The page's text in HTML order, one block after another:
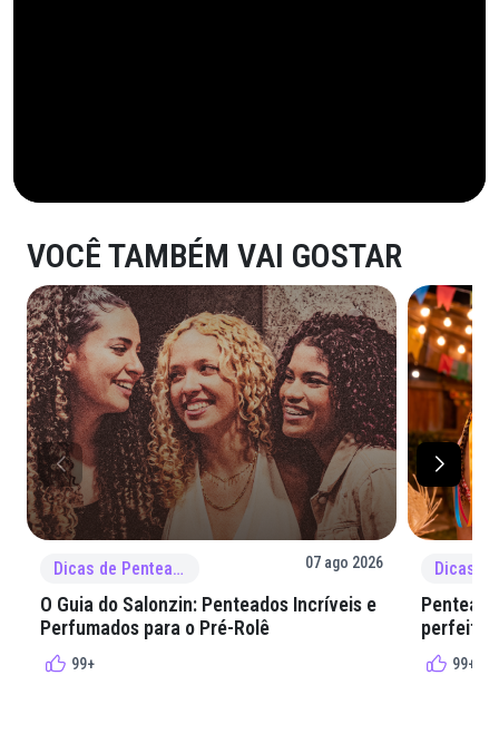
VOCÊ TAMBÉM VAI GOSTAR
Dicas de Penteado 07 ago 2026
O Guia do Salonzin: Penteados Incríveis e
Perfumados para o Pré-Rolê
99+
perfeita
99+